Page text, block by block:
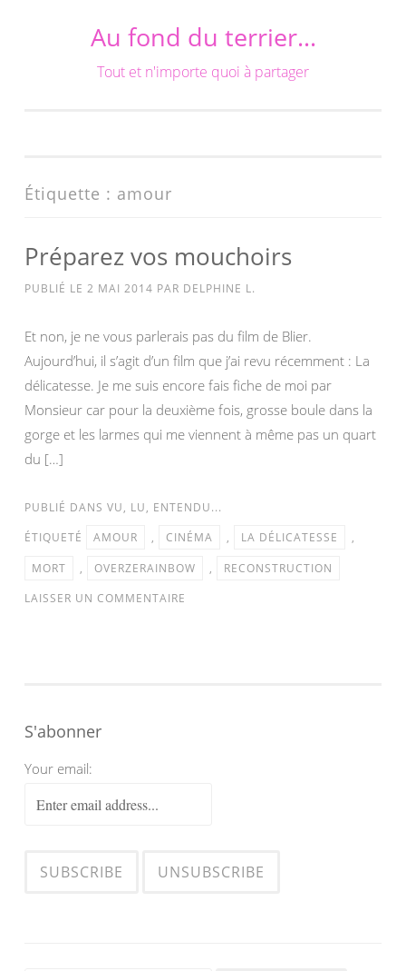
Au fond du terrier…
Tout et n'importe quoi à partager
Étiquette : amour
Préparez vos mouchoirs
PUBLIÉ LE 2 MAI 2014 PAR DELPHINE L.
Et non, je ne vous parlerais pas du film de Blier.
Aujourd’hui, il s’agit d’un film que j’ai revu récemment : La
délicatesse. Je me suis encore fais fiche de moi par
Monsieur car pour la deuxième fois, grosse boule dans la
gorge et les larmes qui me viennent à même pas un quart
du […]
PUBLIÉ DANS VU, LU, ENTENDU...
ÉTIQUETÉ
AMOUR , CINÉMA , LA DÉLICATESSE
,
MORT
, OVERZERAINBOW ,
RECONSTRUCTION
LAISSER UN COMMENTAIRE
S'abonner
Your email: